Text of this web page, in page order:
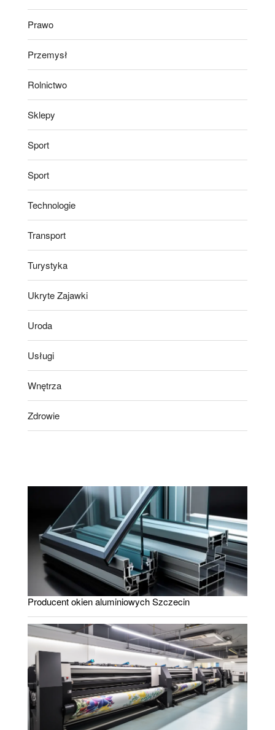
Prawo
Przemysł
Rolnictwo
Sklepy
Sport
Sport
Technologie
Transport
Turystyka
Ukryte Zajawki
Uroda
Usługi
Wnętrza
Zdrowie
Producent okien aluminiowych Szczecin